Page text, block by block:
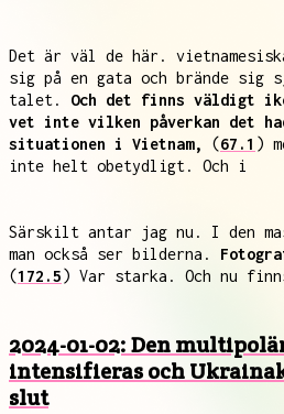
Det är väl de här.
sig på en gata och brände sig
talet. Och det finns väldigt
vet inte vilken påverkan det
situationen i Vietnam,
(67.1 )
inte helt obetydligt. Och i
Särskilt antar jag nu. I den
man också ser bilderna.
(172.5) Var starka. Och nu
2024-01-02: Den
intensifieras och
slut